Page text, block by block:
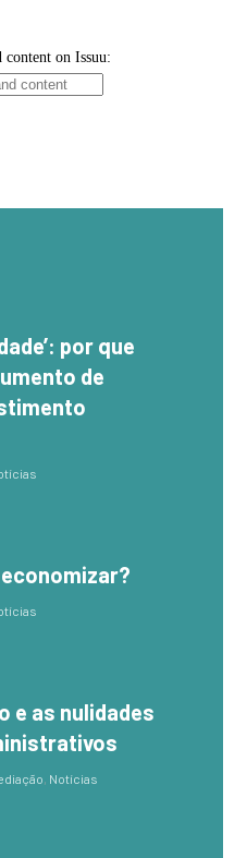
por que
de
e as nulidades
, Notícias